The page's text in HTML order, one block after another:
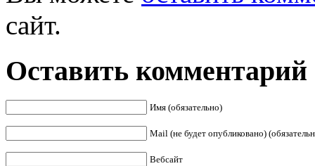
сайт.
Оставить комментарий
Имя (обязательно)
Mail (не будет опубликовано)
Вебсайт